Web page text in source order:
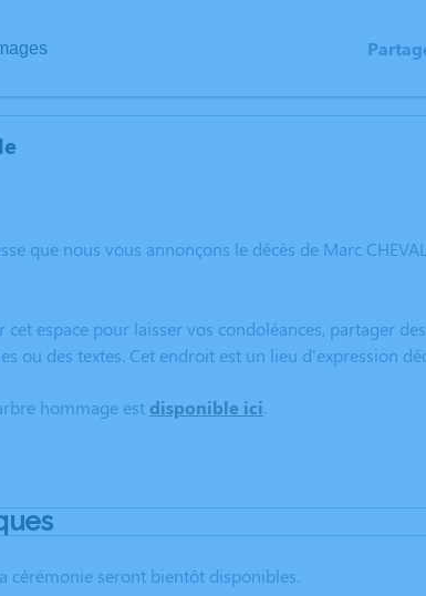
que nous vous annonçons le décès de Marc
espace pour laisser vos condoléances, partager
ou des textes. Cet endroit est un lieu d'expression
hommage est disponible ici.
cérémonie seront bientôt disponibles.